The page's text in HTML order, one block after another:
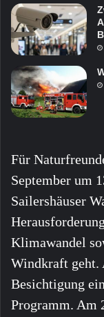
Für
September um
Sailershäuser
Klimawandel
Windkraft geht.
Besichtigung
Programm. Am